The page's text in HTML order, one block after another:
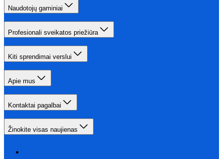
Naudotojų gaminiai
Profesionali sveikatos priežiūra
Kiti sprendimai verslui
Apie mus
Kontaktai pagalbai
Žinokite visas naujienas